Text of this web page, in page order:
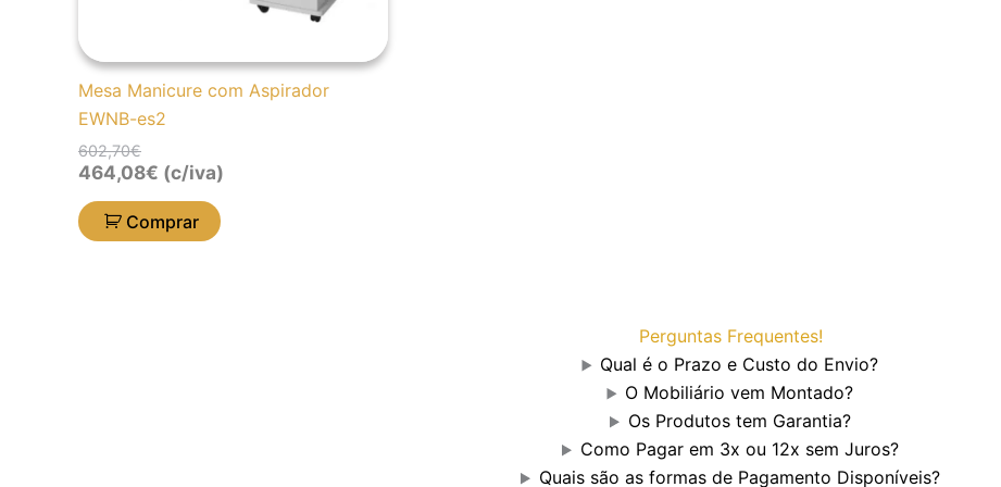
Mesa Manicure com Aspirador
EWNB-es2
602,70€
464,08€ (c/iva)
Comprar
Perguntas Frequentes!
Qual é o Prazo e Custo do Envio?
O Mobiliário vem Montado?
Os Produtos tem Garantia?
Como Pagar em 3x ou 12x sem Juros?
Quais são as formas de Pagamento Disponíveis?